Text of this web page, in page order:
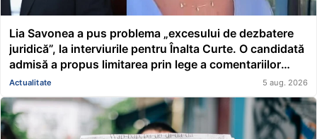
Lia Savonea a pus problema „excesului de dezbatere
juridică”, la interviurile pentru Înalta Curte. O candidată
admisă a propus limitarea prin lege a comentariilor
presei și societății civile în privința deciziilor instanțelor
Actualitate 5 aug. 2026